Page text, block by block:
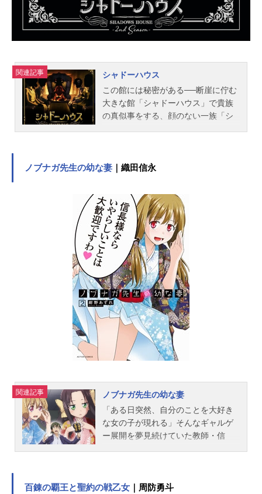
雄三：楠大典迫田ケン：野上翔芹沢
灯：小林千晃...
関連記事
シャドーハウス
この館には秘密がある──断崖に佇む
大きな館「シャドーハウス」で貴族
の真似事をする、顔のない一族「シ
もとに一人の“生き人形”が訪
まる。世にも奇妙なゴシックミステ
リー、ついにアニメ化！作品名シャ
ドーハウス放送形態TVアニメスケジ
ュール2021年4月10日（土）～2021
年7月4日（土）TOKYOMXほか話数
全13話キャストケイト：鬼頭明里エ
ミリコ：篠原侑ルイーズ／ルウ：佐
倉綾音ジョン／ショーン：酒井広大
パトリック／リッキー：川島零士シ
ャーリー／ラム：下地紫野エドワー
ド：羽多野渉サラ／ミア：大西沙織
ローズマリー：中原麻衣スタッフ原
作：ソウマトウ（集英社「週刊ヤン
グジャンプ」連載）監督：大橋一輝
定：前田みつき美術監修：加藤浩美
術監督：坂上裕文 後藤千尋プロッ
プデザイン：吉田優子色彩設計：漆
戸幸子撮影監督：小畑芳樹2Dワーク
ス：久保田彩3D監督：宮地克明編
PSTUDIO制作：CloverWorks主題歌
ノブナガ先生の幼な妻 ｜織田信永
関連記事
ノブナガ先生の幼な妻
「ある日突然、自分のことを大好き
な女の子が現れる」そんなギャルゲ
ー展開を夢見続けていた教師・信
信永＝織田信長と勘違いし、子づく
百錬の覇王と聖約の戦乙女 ｜周防勇斗